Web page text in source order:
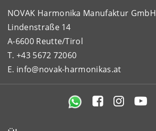
NOVAK Harmonika Manufaktur GmbH
Lindenstraße 14
A-6600 Reutte/Tirol
T. +43 5672 72060
E. info@novak-harmonikas.at